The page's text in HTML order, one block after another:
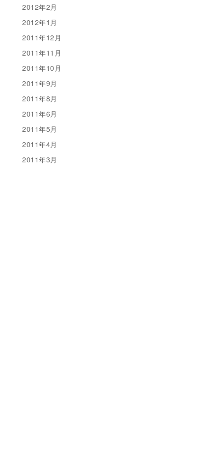
2012年2月
2012年1月
2011年12月
2011年11月
2011年10月
2011年9月
2011年8月
2011年6月
2011年5月
2011年4月
2011年3月